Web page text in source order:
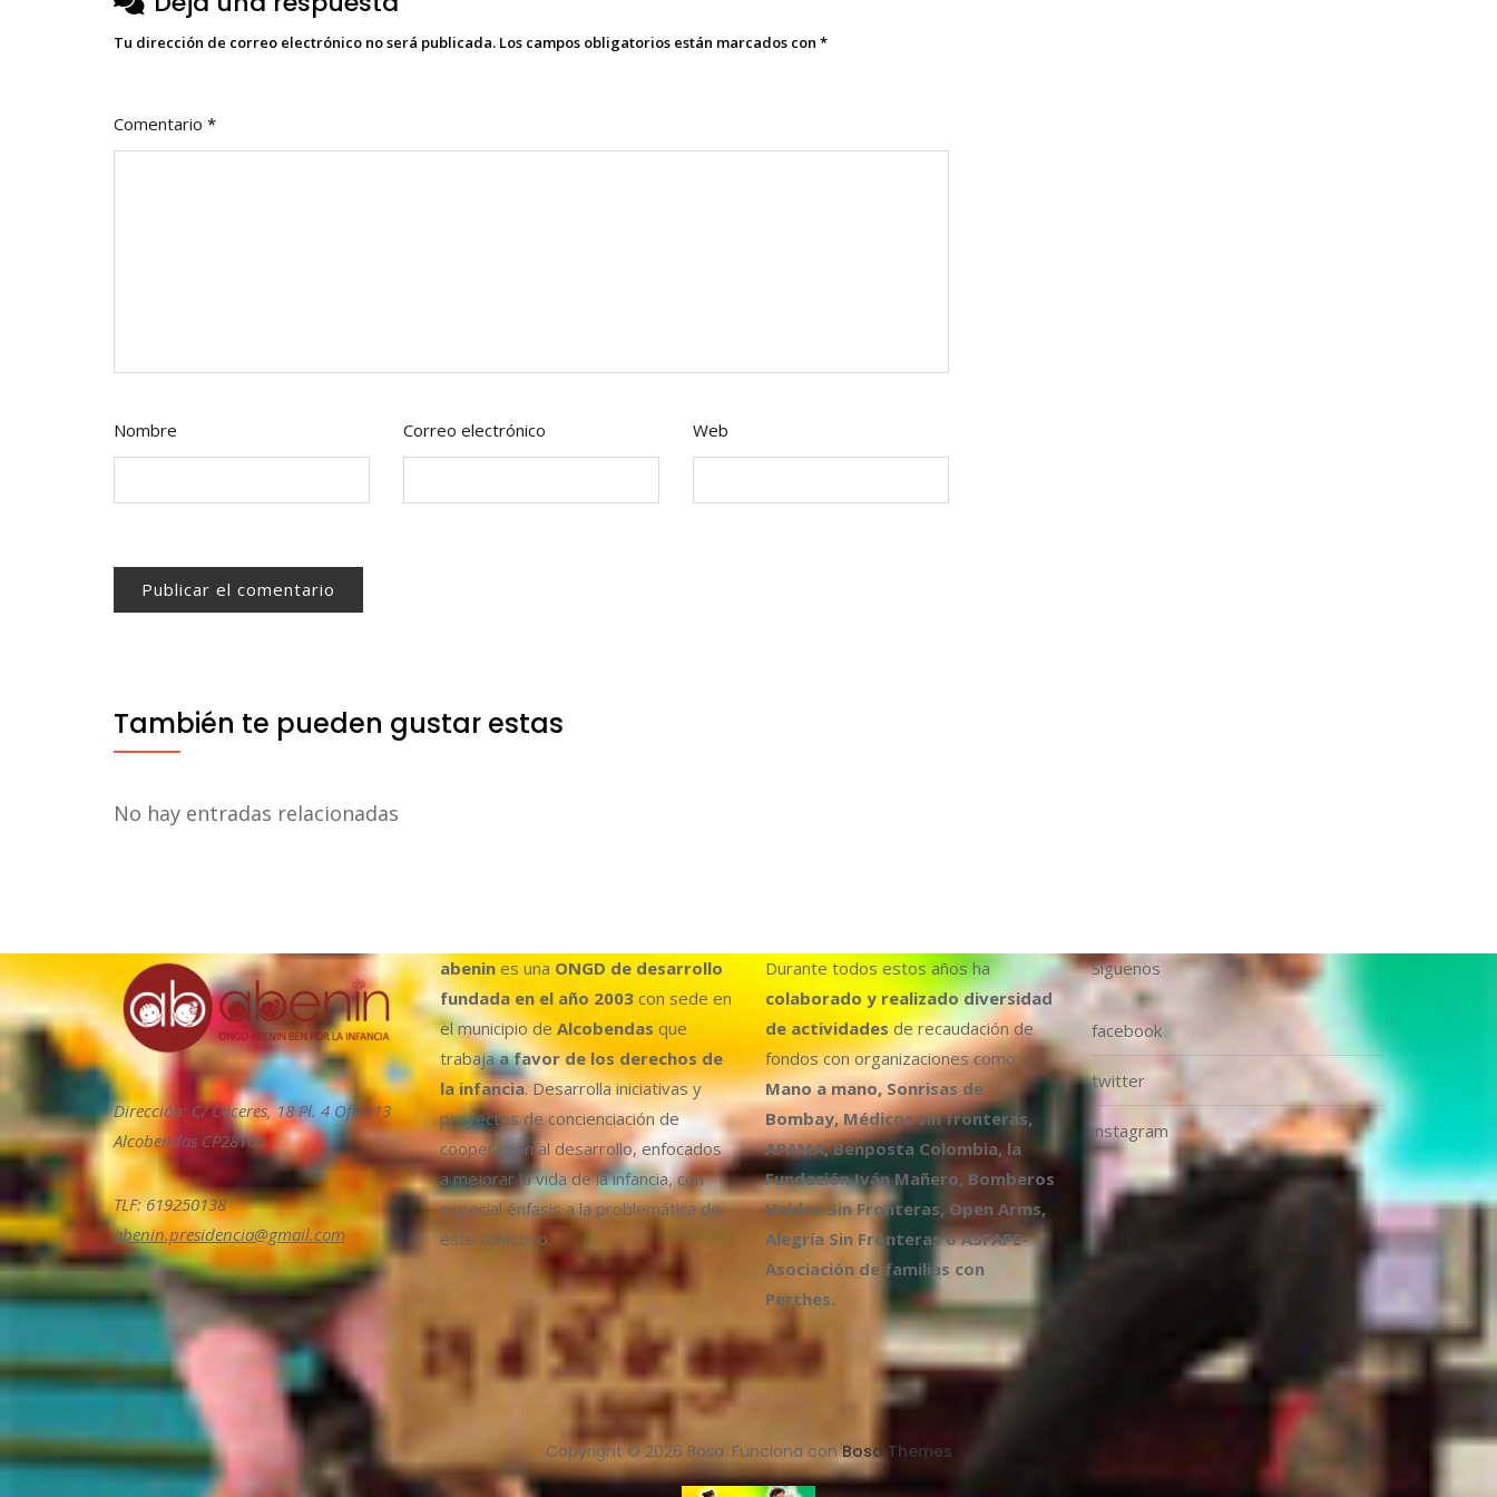
Tu dirección de correo electrónico no será publicada. Los campos obligatorios están marcados con *
Comentario *
Nombre Correo electrónico Web
También te pueden gustar estas
No hay entradas relacionadas
Dirección: C/ Cáceres, 18 Pl. 4 Ofi. 413
Alcobendas CP28100
TLF: 619250138
abenin.presidencia@gmail.com
abenines una ONGD de desarrollo
fundada en el año 2003con sede en
el municipio deAlcobendas que
trabajaa favor de los derechos de
la infancia. Desarrolla iniciativas y
proyectos de concienciación de
cooperación al desarrollo, enfocados
a mejorar la vida de la infancia, con
especial énfasis a la problemática de
este colectivo.
Durante todos estos años ha
colaborado y realizado diversidad
de actividadesde recaudación de
fondos con organizaciones como:
Mano a mano, Sonrisas de
Bombay, Médicos sin fronteras,
APAMA, Benposta Colombia, la
Fundación Iván Mañero, Bomberos
Unidos Sin Fronteras, Open Arms,
Alegría Sin Fronteras o ASFAPE-
Asociación de familias con
Perthes.
Síguenos
facebook
twitter
instagram
Copyright © 2026 Bosa. Funciona conBosa Themes